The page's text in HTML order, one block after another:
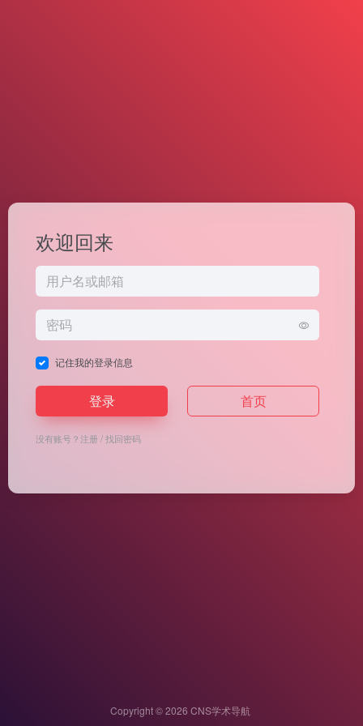
欢迎回来
记住我的登录信息
登录 首页
没有账号？注册/找回密码
Copyright © 2026 CNS学术导航